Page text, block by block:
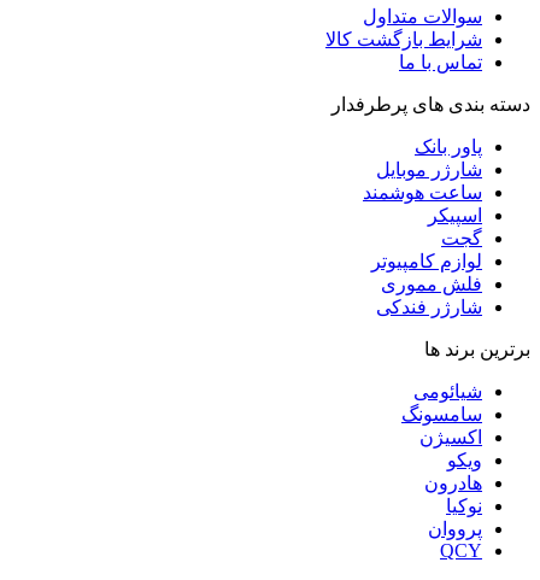
سوالات متداول
شرایط بازگشت کالا
تماس با ما
دسته بندی های پرطرفدار
پاور بانک
شارژر موبایل
ساعت هوشمند
اسپیکر
گجت
لوازم کامپیوتر
فلش مموری
شارژر فندکی
برترین برند ها
شیائومی
سامسونگ
اکسیژن
ویکو
هادرون
نوکیا
پرووان
QCY